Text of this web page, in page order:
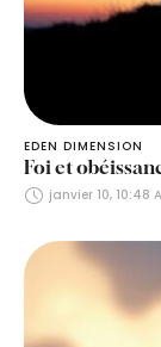
EDEN DIMENSION
Foi et
janvier 10, 10:48